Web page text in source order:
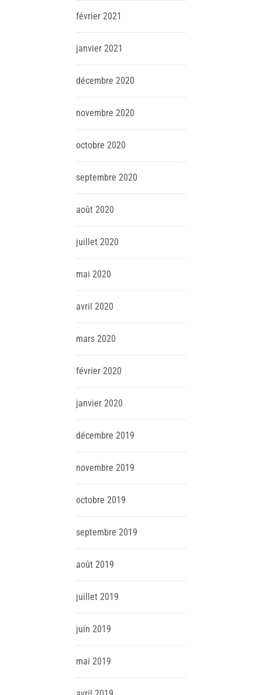
février 2021
janvier 2021
décembre 2020
novembre 2020
octobre 2020
septembre 2020
août 2020
juillet 2020
mai 2020
avril 2020
mars 2020
février 2020
janvier 2020
décembre 2019
novembre 2019
octobre 2019
septembre 2019
août 2019
juillet 2019
juin 2019
mai 2019